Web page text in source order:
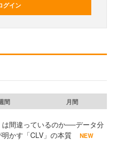
グイン
間 月間
間違っているのか──データ分
かす「CLV」の本質
NEW